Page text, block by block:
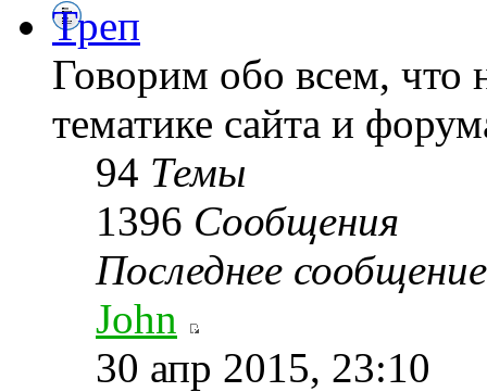
Треп
Говорим обо всем, что
тематике сайта и
94 Темы
1396 Сообщения
Последнее сообщение
John
30 апр 2015, 23:10